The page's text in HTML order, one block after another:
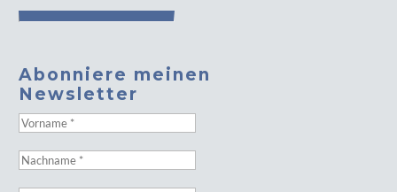
Abonniere meinen
Newsletter